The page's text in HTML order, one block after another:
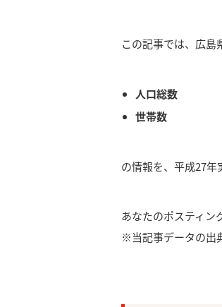
この記事では、広島
人口総数
世帯数
の情報を、平成27年
あなたのポスティン
※当記事データの出